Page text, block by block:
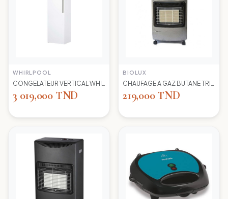
WHIRLPOOL
3 019,000 TND
BIOLUX
219,000 TND